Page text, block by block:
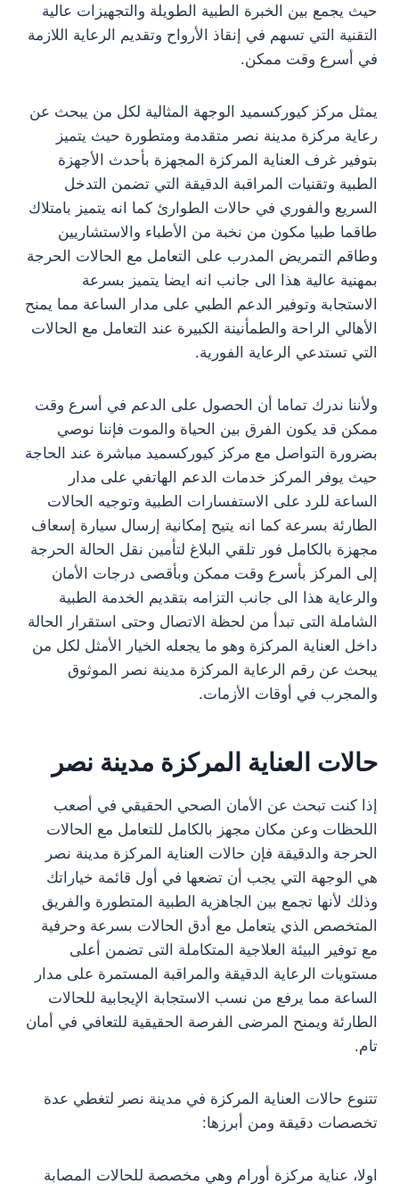
حيث يجمع بين الخبرة الطبية الطويلة والتجهيزات عالية
التقنية التي تسهم في إنقاذ الأرواح وتقديم الرعاية اللازمة
في أسرع وقت ممكن.
يمثل مركز كيوركسميد الوجهة المثالية لكل من يبحث عن
رعاية مركزة مدينة نصر متقدمة ومتطورة حيث يتميز
بتوفير غرف العناية المركزة المجهزة بأحدث الأجهزة
الطبية وتقنيات المراقبة الدقيقة التي تضمن التدخل
السريع والفوري في حالات الطوارئ كما انه يتميز بامتلاك
طاقما طبيا مكون من نخبة من الأطباء والاستشاريين
وطاقم التمريض المدرب على التعامل مع الحالات الحرجة
بمهنية عالية هذا الى جانب انه ايضا يتميز بسرعة
الاستجابة وتوفير الدعم الطبي على مدار الساعة مما يمنح
الأهالي الراحة والطمأنينة الكبيرة عند التعامل مع الحالات
التي تستدعي الرعاية الفورية.
ولأننا ندرك تماما أن الحصول على الدعم في أسرع وقت
ممكن قد يكون الفرق بين الحياة والموت فإننا نوصي
بضرورة التواصل مع مركز كيوركسميد مباشرة عند الحاجة
حيث يوفر المركز خدمات الدعم الهاتفي على مدار
الساعة للرد على الاستفسارات الطبية وتوجيه الحالات
الطارئة بسرعة كما انه يتيح إمكانية إرسال سيارة إسعاف
مجهزة بالكامل فور تلقي البلاغ لتأمين نقل الحالة الحرجة
إلى المركز بأسرع وقت ممكن وبأقصى درجات الأمان
والرعاية هذا الى جانب التزامه بتقديم الخدمة الطبية
الشاملة التى تبدأ من لحظة الاتصال وحتى استقرار الحالة
داخل العناية المركزة وهو ما يجعله الخيار الأمثل لكل من
يبحث عن رقم الرعاية المركزة مدينة نصر الموثوق
والمجرب في أوقات الأزمات.
حالات العناية المركزة مدينة نصر
إذا كنت تبحث عن الأمان الصحي الحقيقي في أصعب
اللحظات وعن مكان مجهز بالكامل للتعامل مع الحالات
الحرجة والدقيقة فإن حالات العناية المركزة مدينة نصر
هي الوجهة التي يجب أن تضعها في أول قائمة خياراتك
وذلك لأنها تجمع بين الجاهزية الطبية المتطورة والفريق
المتخصص الذي يتعامل مع أدق الحالات بسرعة وحرفية
مع توفير البيئة العلاجية المتكاملة التى تضمن أعلى
مستويات الرعاية الدقيقة والمراقبة المستمرة على مدار
الساعة مما يرفع من نسب الاستجابة الإيجابية للحالات
الطارئة ويمنح المرضى الفرصة الحقيقية للتعافي في أمان
تام.
تتنوع حالات العناية المركزة في مدينة نصر لتغطي عدة
تخصصات دقيقة ومن أبرزها:
اولا، عناية مركزة أورام وهي مخصصة للحالات المصابة